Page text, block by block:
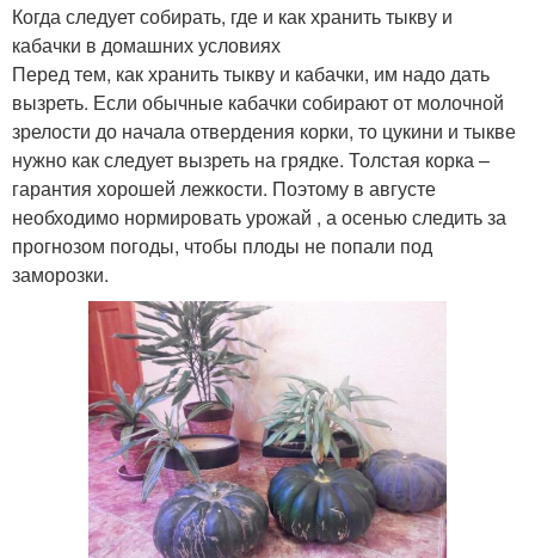
Когда следует собирать, где и как хранить тыкву и
кабачки в домашних условиях
Перед тем, как хранить тыкву и кабачки, им надо дать
вызреть. Если обычные кабачки собирают от молочной
зрелости до начала отвердения корки, то цукини и тыкве
нужно как следует вызреть на грядке. Толстая корка –
гарантия хорошей лежкости. Поэтому в августе
необходимо нормировать урожай , а осенью следить за
прогнозом погоды, чтобы плоды не попали под
заморозки.